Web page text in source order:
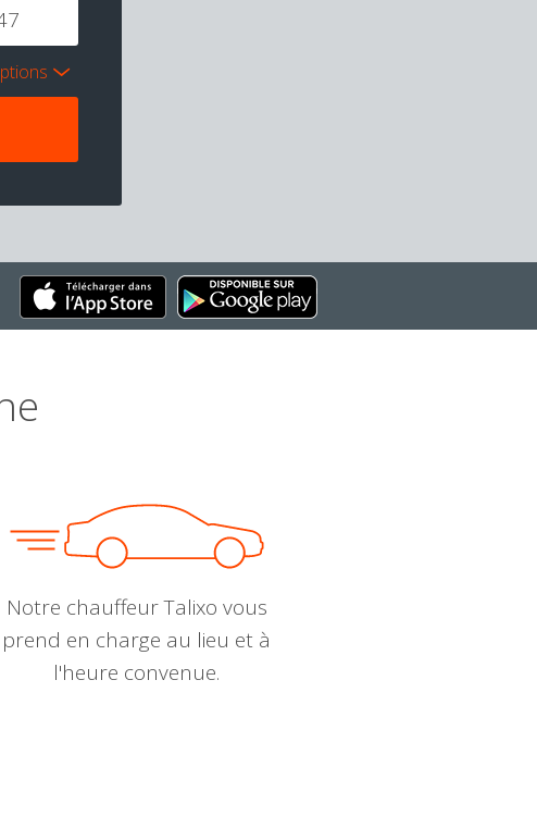
Notre chauffeur Talixo vous
prend en charge au lieu et à
l'heure convenue.